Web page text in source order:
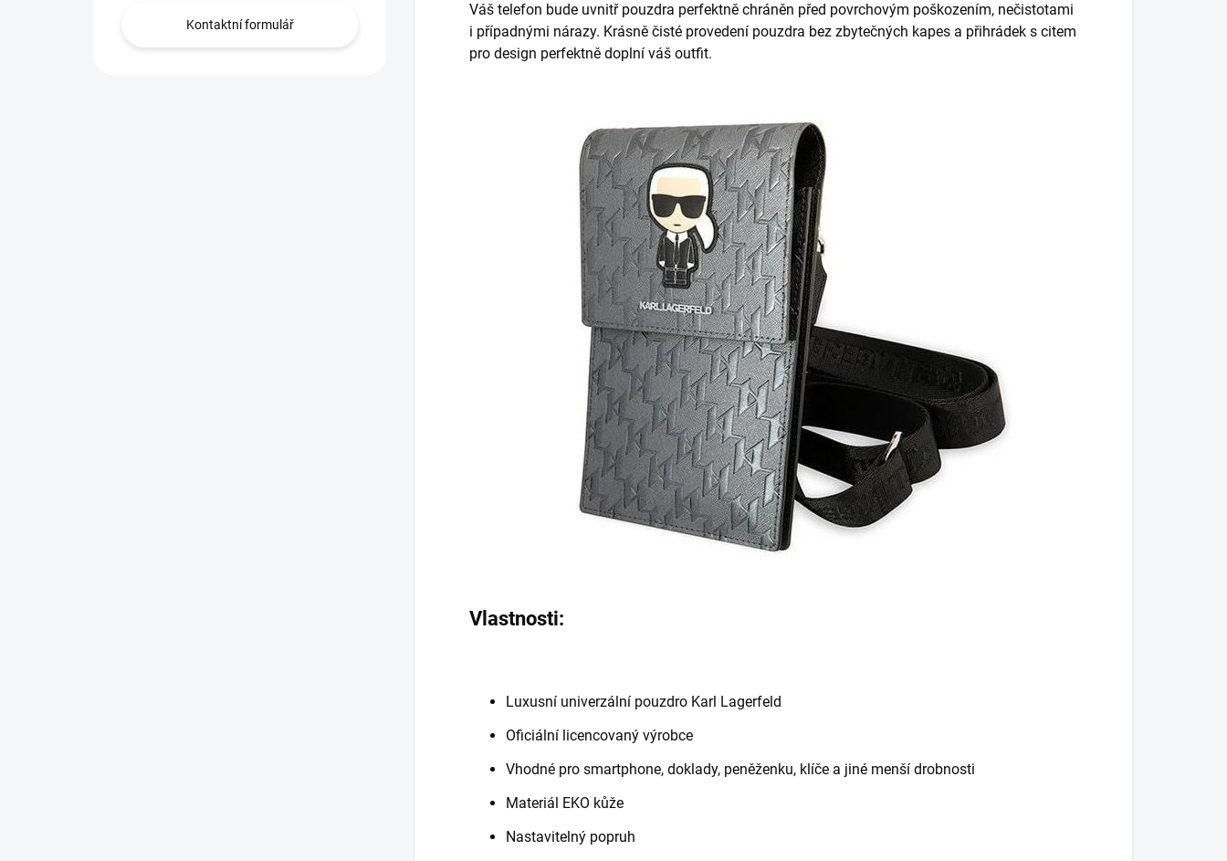
Kontaktní formulář
Váš telefon bude uvnitř pouzdra perfektně chráněn před povrchovým poškozením, nečistotami
i případnými nárazy. Krásně čisté provedení pouzdra bez zbytečných kapes a přihrádek s citem
pro design perfektně doplní váš outfit.
Vlastnosti:
Luxusní univerzální pouzdro Karl Lagerfeld
Oficiální licencovaný výrobce
Vhodné pro smartphone, doklady, peněženku, klíče a jiné menší drobnosti
Materiál EKO kůže
Nastavitelný popruh